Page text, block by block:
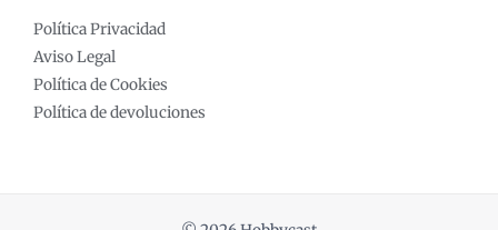
Política Privacidad
Aviso Legal
Política de Cookies
Política de devoluciones